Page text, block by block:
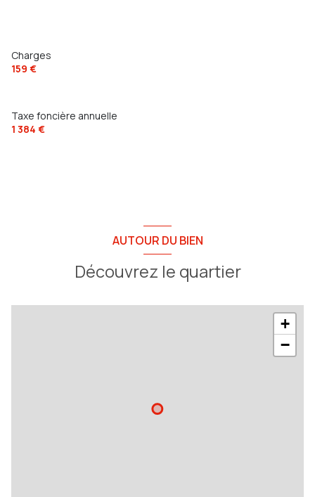
Charges
159 €
Taxe foncière annuelle
1 384 €
AUTOUR DU BIEN
Découvrez le quartier
+
−